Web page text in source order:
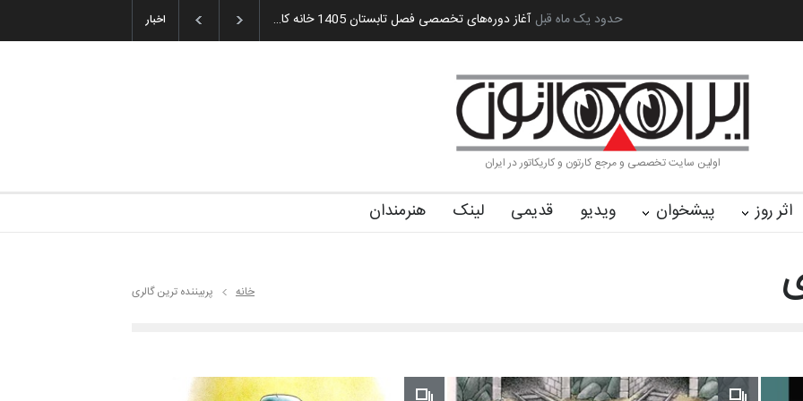
اخبار گزارش تصویری آیین اختتامیه و اهدای جوایز سوم… به یاد اردوغان باشول (۱۹۳۶–۲۰۲۶) بین‌المل… 2 ماه قبل
اولین سایت تخصصی و مرجع کارتون و کاریکاتور در ایران
اثر روز پیشخوان ویدیو قدیمی لینک هنرمندان
خانه پربیننده ترین گالری